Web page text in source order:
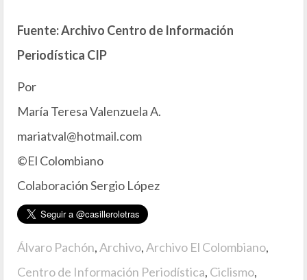
Fuente: Archivo Centro de Información
Periodística CIP
Por
María Teresa Valenzuela A.
mariatval@hotmail.com
©El Colombiano
Colaboración Sergio López
Álvaro Pachón,Archivo,Archivo El Colombiano,
Centro de Información Periodística, Ciclismo,